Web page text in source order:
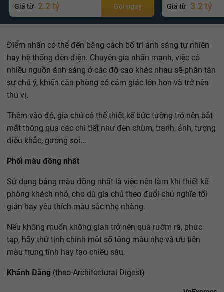
Giá từ 2.2 tỷ Gọi ngay Giá từ 3.2 tỷ
Điểm nhấn có thể đến bằng cách bố trí ánh sáng tự nhiên
hay hệ thống đèn điện. Chuyên gia nhấn mạnh, việc có
nhiều nguồn ánh sáng ở các độ cao khác nhau sẽ phân tán
sự chú ý, khiến căn phòng có cảm giác lớn hơn và trở nên
thú vị.
Thêm vào đó, gia chủ có thể thiết kế bức tường trở nên bắt
mắt thông qua các chi tiết như đèn chùm, tranh, ảnh, tượng
điêu khắc, gương soi...
Phối màu đồng nhất
Sử dụng bảng màu đồng nhất là việc nên làm khi thiết kế
phòng khách nhỏ, cho dù gia chủ theo đuổi chủ nghĩa tối
giản hay yêu thích màu sắc nhẹ nhàng.
Nếu không muốn không gian trở nên quá rườm rà, phức
tạp, hãy thử tinh chỉnh một số tông màu nhẹ và ưu tiên
màu trung tính hay tạo chiều sâu.
Khánh Đăng (theo Architectural Digest)